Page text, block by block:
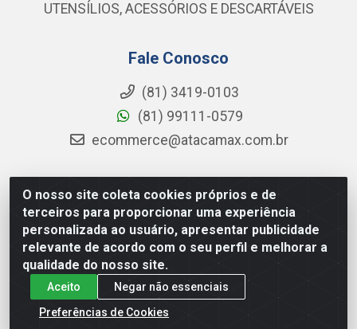
O nosso site coleta cookies próprios e de
terceiros para proporcionar uma experiência
personalizada ao usuário, apresentar publicidade
relevante de acordo com o seu perfil e melhorar a
qualidade do nosso site.
Aceito
Negar não essenciais
Preferências de Cookies
UTENSÍLIOS, ACESSÓRIOS E DESCARTÁVEIS
Fale Conosco
(81) 3419-0103
(81) 99111-0579
ecommerce@atacamax.com.br
Atacamax Importadora de Alimentos LTDA - RODOVIA BR-
101 - SUL, KM 79,60 GP E GALPAO:D - Muribeca, Jaboatão dos
Guararapes - PE, 54355-010 - CNPJ 08.305.623/0001-84